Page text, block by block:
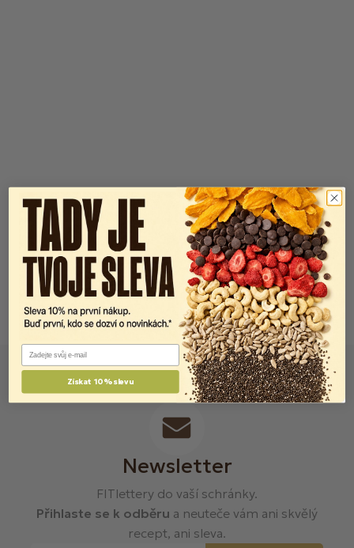
Newsletter
FITlettery do vaší schránky.
Přihlaste se k odběru a neuteče vám ani skvělý
recept, ani sleva.
Email
Získat 10% slevu